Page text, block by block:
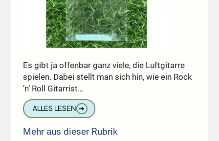
Es gibt ja offenbar ganz viele, die Luftgitarre
spielen. Dabei stellt man sich hin, wie ein Rock
’n‘ Roll Gitarrist…
ALLES LESEN ➔
Mehr aus dieser Rubrik